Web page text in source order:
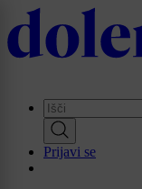
Skip
to
main
Prijavi se